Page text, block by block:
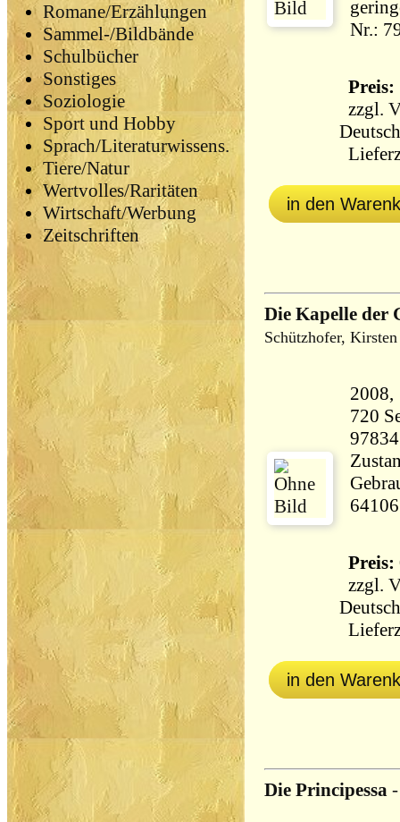
Romane/Erzählungen
Sammel-/Bildbände
Schulbücher
Sonstiges
Soziologie
Sport und Hobby
Sprach/Literaturwissens.
Tiere/Natur
Wertvolles/Raritäten
Wirtschaft/Werbung
Zeitschriften
Nr.:
Preis:
zzgl.
in den
Die Kapelle der
Schützhofer, Kirsten
720 Seiten
64106
Preis:
zzgl.
in den
Die Principessa